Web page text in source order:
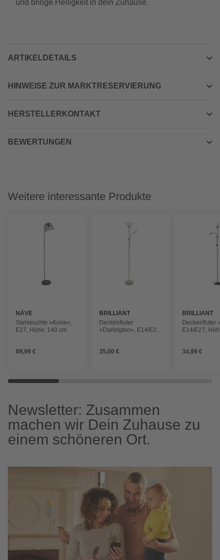
und bringe Helligkeit in dein Zuhause.
ARTIKELDETAILS
HINWEISE ZUR MARKTRESERVIERUNG
HERSTELLERKONTAKT
BEWERTUNGEN
Weitere interessante Produkte
NÄVE
Stehleuchte »Korie«,
E27, Höhe: 140 cm
89,99 €
BRILLIANT
Deckenfluter
»Darlington«, E14/E27,
35,00 €
BRILLIANT
Deckenfluter
E14/E27,
34,99 €
Newsletter: Zusammen
machen wir Dein Zuhause zu
einem schöneren Ort.